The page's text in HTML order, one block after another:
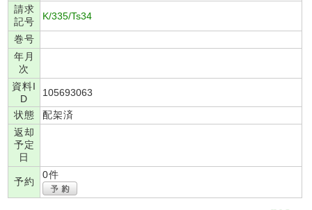
請求
記号
K/335/Ts34
巻号
年月
次
資料I
D
105693063
状態
配架済
返却
予定
日
予約
0件